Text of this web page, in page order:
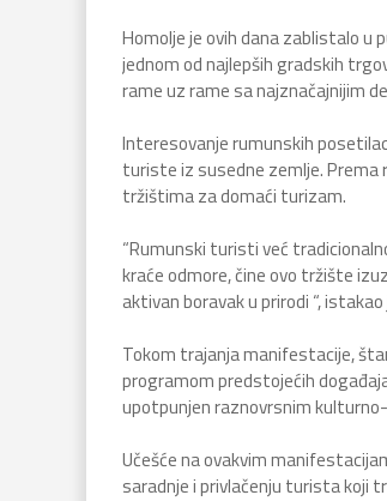
Homolje je ovih dana zablistalo u
jednom od najlepših gradskih
rame uz rame sa najznačajnijim
Interesovanje rumunskih
turiste iz susedne zemlje. Prema
tržištima za domaći turizam.
“Rumunski turisti već
kraće odmore, čine ovo tržište
aktivan boravak u prirodi “,
Tokom trajanja manifestacije,
programom predstojećih
upotpunjen raznovrsnim
Učešće na ovakvim
saradnje i privlačenju turista koji